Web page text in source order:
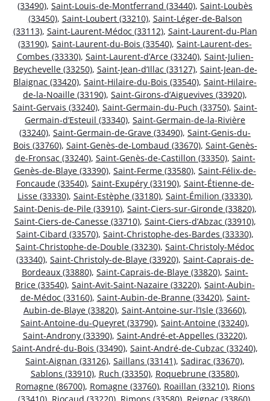
(33490), Saint-Louis-de-Montferrand (33440), Saint-Loubès
(33450), Saint-Loubert (33210), Saint-Léger-de-Balson
(33113), Saint-Laurent-Médoc (33112), Saint-Laurent-du-Plan
(33190), Saint-Laurent-du-Bois (33540), Saint-Laurent-des-
Combes (33330), Saint-Laurent-d’Arce (33240), Saint-Julien-
Beychevelle (33250), Saint-Jean-d’Illac (33127), Saint-Jean-de-
Blaignac (33420), Saint-Hilaire-du-Bois (33540), Saint-Hilaire-
de-la-Noaille (33190), Saint-Girons-d’Aiguevives (33920),
Saint-Gervais (33240), Saint-Germain-du-Puch (33750), Saint-
Germain-d’Esteuil (33340), Saint-Germain-de-la-Rivière
(33240), Saint-Germain-de-Grave (33490), Saint-Genis-du-
Bois (33760), Saint-Genès-de-Lombaud (33670), Saint-Genès-
de-Fronsac (33240), Saint-Genès-de-Castillon (33350), Saint-
Genès-de-Blaye (33390), Saint-Ferme (33580), Saint-Félix-de-
Foncaude (33540), Saint-Exupéry (33190), Saint-Étienne-de-
Lisse (33330), Saint-Estèphe (33180), Saint-Émilion (33330),
Saint-Denis-de-Pile (33910), Saint-Ciers-sur-Gironde (33820),
Saint-Ciers-de-Canesse (33710), Saint-Ciers-d’Abzac (33910),
Saint-Cibard (33570), Saint-Christophe-des-Bardes (33330),
Saint-Christophe-de-Double (33230), Saint-Christoly-Médoc
(33340), Saint-Christoly-de-Blaye (33920), Saint-Caprais-de-
Bordeaux (33880), Saint-Caprais-de-Blaye (33820), Saint-
Brice (33540), Saint-Avit-Saint-Nazaire (33220), Saint-Aubin-
de-Médoc (33160), Saint-Aubin-de-Branne (33420), Saint-
Aubin-de-Blaye (33820), Saint-Antoine-sur-l’Isle (33660),
Saint-Antoine-du-Queyret (33790), Saint-Antoine (33240),
Saint-Androny (33390), Saint-André-et-Appelles (33220),
Saint-André-du-Bois (33490), Saint-André-de-Cubzac (33240),
Saint-Aignan (33126), Saillans (33141), Sadirac (33670),
Sablons (33910), Ruch (33350), Roquebrune (33580),
Romagne (86700), Romagne (33760), Roaillan (33210), Rions